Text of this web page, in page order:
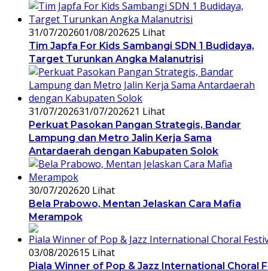
31/07/202601/08/202625 Lihat
Tim Japfa For Kids Sambangi SDN 1 Budidaya,
Target Turunkan Angka Malanutrisi
31/07/202631/07/202621 Lihat
Perkuat Pasokan Pangan Strategis, Bandar
Lampung dan Metro Jalin Kerja Sama
Antardaerah dengan Kabupaten Solok
30/07/202620 Lihat
Bela Prabowo, Mentan Jelaskan Cara Mafia
Merampok
03/08/202615 Lihat
Piala Winner of Pop & Jazz International Choral